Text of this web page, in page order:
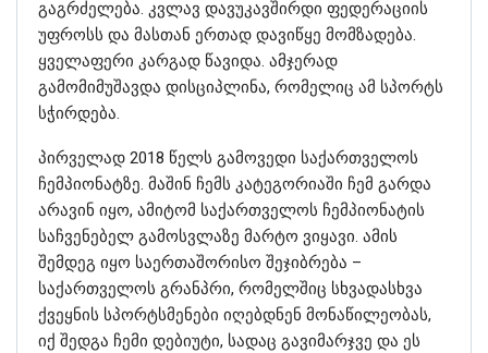
გაგრძელება. კვლავ დავუკავშირდი ფედერაციის
უფროსს და მასთან ერთად დავიწყე მომზადება.
ყველაფერი კარგად წავიდა. ამჯერად
გამომიმუშავდა დისციპლინა, რომელიც ამ სპორტს
სჭირდება.
პირველად 2018 წელს გამოვედი საქართველოს
ჩემპიონატზე. მაშინ ჩემს კატეგორიაში ჩემ გარდა
არავინ იყო, ამიტომ საქართველოს ჩემპიონატის
საჩვენებელ გამოსვლაზე მარტო ვიყავი. ამის
შემდეგ იყო საერთაშორისო შეჯიბრება –
საქართველოს გრანპრი, რომელშიც სხვადასხვა
ქვეყნის სპორტსმენები იღებდნენ მონაწილეობას,
იქ შედგა ჩემი დებიუტი, სადაც გავიმარჯვე და ეს